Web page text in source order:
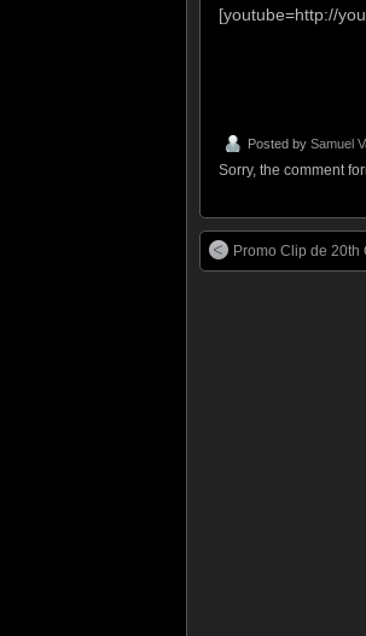
[youtube=http://
Posted by Samuel
Sorry, the comment
Promo Clip de 20th